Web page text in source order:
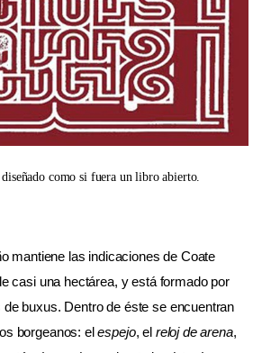
como si fuera un libro abierto.
mantiene las indicaciones de Coate
casi una hectárea, y está formado por
buxus. Dentro de éste se encuentran
borgeanos: elespejo, elreloj de arena,